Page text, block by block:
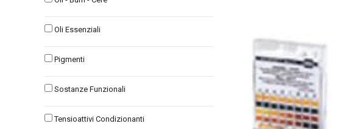
Oli Essenziali
Pigmenti
Sostanze Funzionali
Tensioattivi Condizionanti